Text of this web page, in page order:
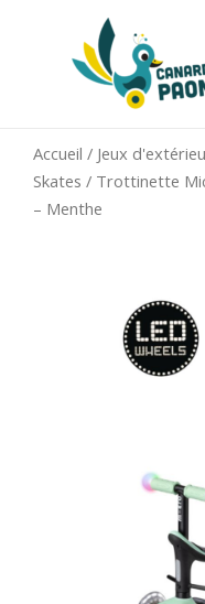
Accueil / Jeux
Skates / Trottinette
– Menthe